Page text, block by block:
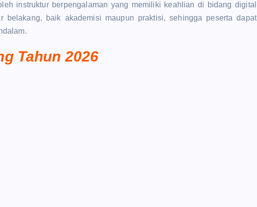
instruktur berpengalaman yang memiliki keahlian di bidang digital
belakang, baik akademisi maupun praktisi, sehingga peserta dapat
Tahun 2026